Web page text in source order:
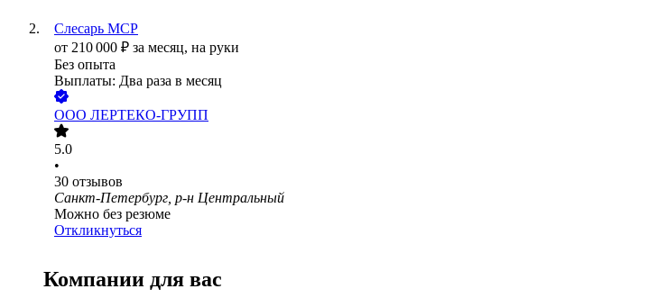
Слесарь МСР
от 210 000 ₽ за месяц, на руки
Без опыта
Выплаты: Два раза в месяц
ООО ЛЕРТЕКО-ГРУПП
5.0
•
30 отзывов
Санкт-Петербург, р-н Центральный
Можно без резюме
Откликнуться
Компании для вас